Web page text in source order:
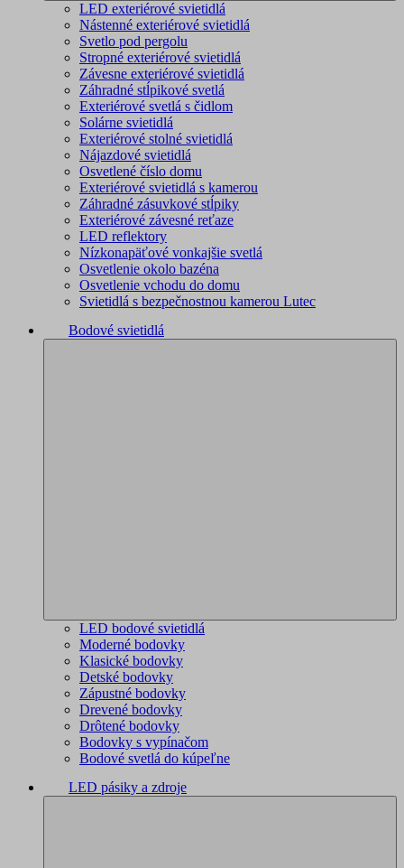
LED exteriérové svietidlá
Nástenné exteriérové svietidlá
Svetlo pod pergolu
Stropné exteriérové svietidlá
Závesne exteriérové svietidlá
Záhradné stĺpikové svetlá
Exteriérové svetlá s čidlom
Solárne svietidlá
Exteriérové stolné svietidlá
Nájazdové svietidlá
Osvetlené číslo domu
Exteriérové svietidlá s kamerou
Záhradné zásuvkové stĺpiky
Exteriérové závesné reťaze
LED reflektory
Nízkonapäťové vonkajšie svetlá
Osvetlenie okolo bazéna
Osvetlenie vchodu do domu
Svietidlá s bezpečnostnou kamerou Lutec
Bodové svietidlá
LED bodové svietidlá
Moderné bodovky
Klasické bodovky
Detské bodovky
Zápustné bodovky
Drevené bodovky
Drôtené bodovky
Bodovky s vypínačom
Bodové svetlá do kúpeľne
LED pásiky a zdroje